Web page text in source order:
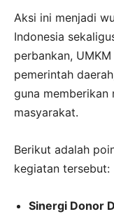
Aksi ini menjadi
Indonesia
perbankan,
pemerintah
guna memberikan
masyarakat.
Berikut adalah
kegiatan tersebut:
Sinergi Donor